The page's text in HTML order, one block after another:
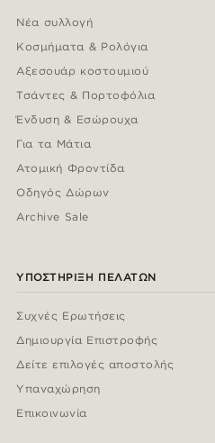
Νέα συλλογή
Κοσμήματα & Ρολόγια
Αξεσουάρ κοστουμιού
Τσάντες & Πορτοφόλια
Ένδυση & Εσώρουχα
Για τα Μάτια
Ατομική Φροντίδα
Οδηγός Δώρων
Archive Sale
ΥΠΟΣΤΉΡΙΞΗ ΠΕΛΑΤΏΝ
Συχνές Ερωτήσεις
Δημιουργία Επιστροφής
Δείτε επιλογές αποστολής
Υπαναχώρηση
Επικοινωνία